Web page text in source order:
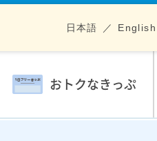
おトクなきっぷ
日本語 English